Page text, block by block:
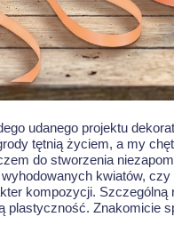
udanego projektu
tętnią życiem, a my
do stworzenia
kwiatów,
kompozycji.
plastyczność. Znakomicie